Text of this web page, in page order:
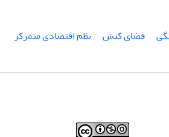
فضای کنش
نظم اقتصادی متمرکز